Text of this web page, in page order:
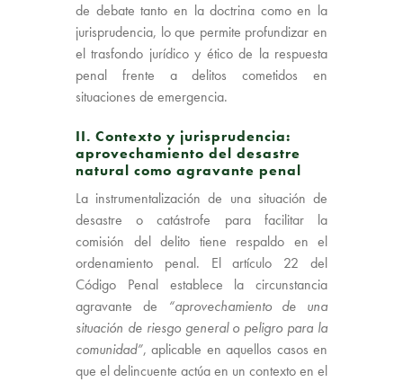
de debate tanto en la doctrina como en la
jurisprudencia, lo que permite profundizar en
el trasfondo jurídico y ético de la respuesta
penal frente a delitos cometidos en
situaciones de emergencia.
II. Contexto y jurisprudencia:
aprovechamiento del desastre
natural como agravante penal
La instrumentalización de una situación de
desastre o catástrofe para facilitar la
comisión del delito tiene respaldo en el
ordenamiento penal. El artículo 22 del
Código Penal establece la circunstancia
agravante de
“aprovechamiento de una
situación de riesgo general o peligro para la
comunidad”, aplicable en aquellos casos en
que el delincuente actúa en un contexto en el